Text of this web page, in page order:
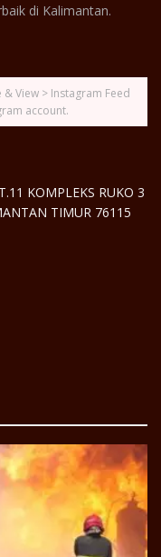
di Kalimantan.
& View > Instagram Feed
account.
KOMPLEKS RUKO 3
TIMUR 76115